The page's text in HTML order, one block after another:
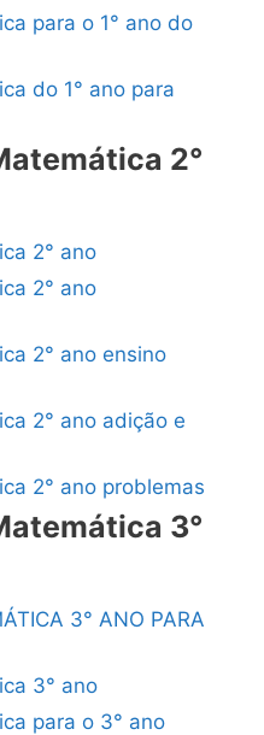
para o 1° ano do
do 1° ano para
2°
2° ano
2° ano
2° ano ensino
2° ano adição e
2° ano problemas
3°
3° ANO PARA
3° ano
para o 3° ano